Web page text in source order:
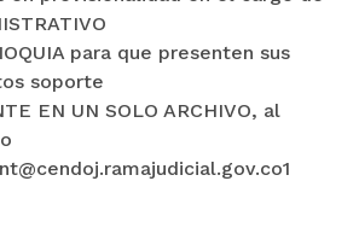
para que presenten sus
soporte
EN UN SOLO ARCHIVO, al